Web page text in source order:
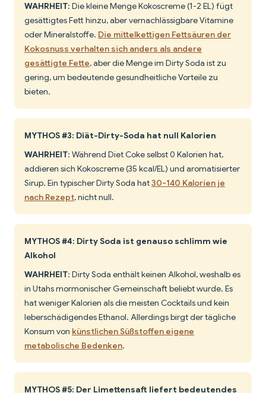
WAHRHEIT: Die kleine Menge Kokoscreme (1-2 EL) fügt
gesättigtes Fett hinzu, aber vernachlässigbare Vitamine
oder Mineralstoffe. Die mittelkettigen Fettsäuren der
Kokosnuss verhalten sich anders als andere
gesättigte Fette, aber die Menge im Dirty Soda ist zu
gering, um bedeutende gesundheitliche Vorteile zu
bieten.
MYTHOS #3: Diät-Dirty-Soda hat null Kalorien
WAHRHEIT: Während Diet Coke selbst 0 Kalorien hat,
addieren sich Kokoscreme (35 kcal/EL) und aromatisierter
Sirup. Ein typischer Dirty Soda hat30-140 Kalorien je
nach Rezept, nicht null.
MYTHOS #4: Dirty Soda ist genauso schlimm wie
Alkohol
WAHRHEIT: Dirty Soda enthält keinen Alkohol, weshalb es
in Utahs mormonischer Gemeinschaft beliebt wurde. Es
hat weniger Kalorien als die meisten Cocktails und kein
leberschädigendes Ethanol. Allerdings birgt der tägliche
Konsum von künstlichen Süßstoffen eigene
metabolische Bedenken.
MYTHOS #5: Der Limettensaft liefert bedeutendes